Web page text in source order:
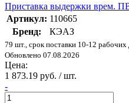
Приставка выдержки врем.
Артикул: 110665
Бренд:
КЭАЗ
79 шт., срок поставки 10-12 рабочих
Обновлено 07.08.2026
Цена:
1 873.19 руб. / шт.
-